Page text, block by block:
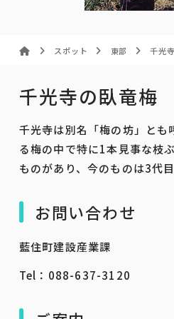
スポット 東部 千光
千光寺の臥竜梅
千光寺は別名「梅の坊」とも
る梅の中で特に1本見事な枝
ものがあり、今のものは3代
お問い合わせ
藍住町建設産業課
Tel：088-637-3120